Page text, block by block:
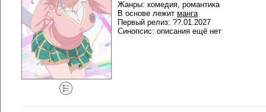
Жанры: комедия, романтика
В основе лежит манга
Первый релиз: ??.01.2027
Синопсис: описания ещё нет